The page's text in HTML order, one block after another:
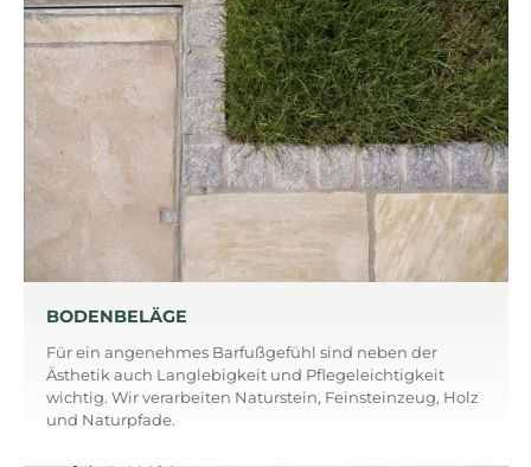
BODENBELÄGE
Für ein angenehmes Barfußgefühl sind neben der
Ästhetik auch Langlebigkeit und Pflegeleichtigkeit
wichtig. Wir verarbeiten Naturstein, Feinsteinzeug, Holz
und Naturpfade.